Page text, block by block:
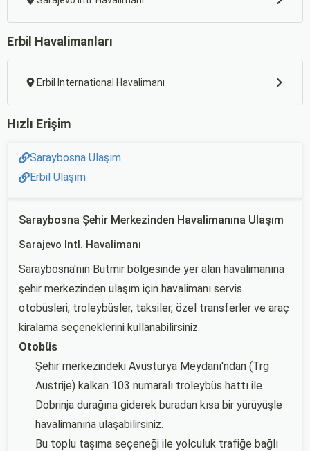
Erbil Havalimanları
Erbil International Havalimanı
Hızlı Erişim
Saraybosna Ulaşım
Erbil Ulaşım
Saraybosna Şehir Merkezinden Havalimanına Ulaşım
Sarajevo Intl. Havalimanı
Saraybosna'nın Butmir bölgesinde yer alan havalimanına
şehir merkezinden ulaşım için havalimanı servis
otobüsleri, troleybüsler, taksiler, özel transferler ve araç
kiralama seçeneklerini kullanabilirsiniz.
Otobüs
Şehir merkezindeki Avusturya Meydanı'ndan (Trg
Austrije) kalkan 103 numaralı troleybüs hattı ile
Dobrinja durağına giderek buradan kısa bir yürüyüşle
havalimanına ulaşabilirsiniz.
Bu toplu taşıma seçeneği ile yolculuk trafiğe bağlı